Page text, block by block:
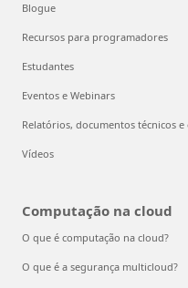
Blogue
Recursos para programadores
Estudantes
Eventos e Webinars
Relatórios, documentos técnicos
Vídeos
Computação na cloud
O que é computação na cloud?
O que é a segurança multicloud?